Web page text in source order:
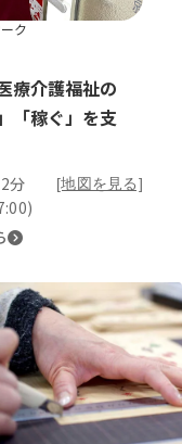
ク
療介護福祉の
「稼ぐ」を支
分 [地図を見る]